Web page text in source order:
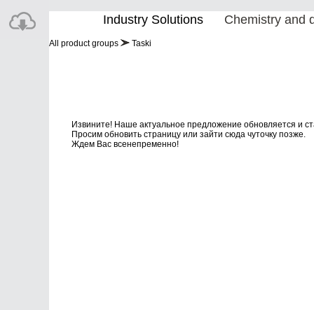
Industry Solutions Chemistry and
All product groups Taski
Извините! Наше актуальное предложение обновляется и
Просим обновить страницу или зайти сюда чуточку позже.
Ждем Вас всенепременно!